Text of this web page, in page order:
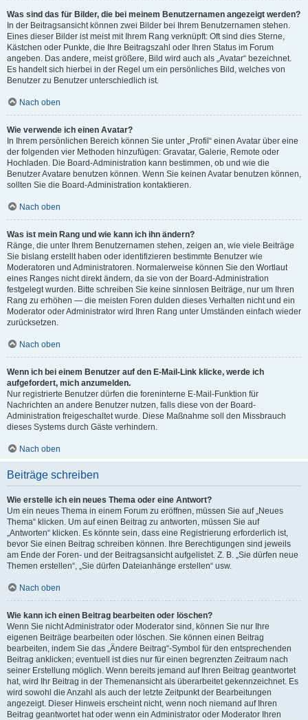
Was sind das für Bilder, die bei meinem Benutzernamen angezeigt werden?
In der Beitragsansicht können zwei Bilder bei Ihrem Benutzernamen stehen.
Eines dieser Bilder ist meist mit Ihrem Rang verknüpft: Oft sind dies Sterne,
Kästchen oder Punkte, die Ihre Beitragszahl oder Ihren Status im Forum
angeben. Das andere, meist größere, Bild wird auch als „Avatar“ bezeichnet.
Es handelt sich hierbei in der Regel um ein persönliches Bild, welches von
Benutzer zu Benutzer unterschiedlich ist.
Nach oben
Wie verwende ich einen Avatar?
In Ihrem persönlichen Bereich können Sie unter „Profil“ einen Avatar über eine
der folgenden vier Methoden hinzufügen: Gravatar, Galerie, Remote oder
Hochladen. Die Board-Administration kann bestimmen, ob und wie die
Benutzer Avatare benutzen können. Wenn Sie keinen Avatar benutzen können,
sollten Sie die Board-Administration kontaktieren.
Nach oben
Was ist mein Rang und wie kann ich ihn ändern?
Ränge, die unter Ihrem Benutzernamen stehen, zeigen an, wie viele Beiträge
Sie bislang erstellt haben oder identifizieren bestimmte Benutzer wie
Moderatoren und Administratoren. Normalerweise können Sie den Wortlaut
eines Ranges nicht direkt ändern, da sie von der Board-Administration
festgelegt wurden. Bitte schreiben Sie keine sinnlosen Beiträge, nur um Ihren
Rang zu erhöhen — die meisten Foren dulden dieses Verhalten nicht und ein
Moderator oder Administrator wird Ihren Rang unter Umständen einfach wieder
zurücksetzen.
Nach oben
Wenn ich bei einem Benutzer auf den E-Mail-Link klicke, werde ich
aufgefordert, mich anzumelden.
Nur registrierte Benutzer dürfen die foreninterne E-Mail-Funktion für
Nachrichten an andere Benutzer nutzen, falls diese von der Board-
Administration freigeschaltet wurde. Diese Maßnahme soll den Missbrauch
dieses Systems durch Gäste verhindern.
Nach oben
Beiträge schreiben
Wie erstelle ich ein neues Thema oder eine Antwort?
Um ein neues Thema in einem Forum zu eröffnen, müssen Sie auf „Neues
Thema“ klicken. Um auf einen Beitrag zu antworten, müssen Sie auf
„Antworten“ klicken. Es könnte sein, dass eine Registrierung erforderlich ist,
bevor Sie einen Beitrag schreiben können. Ihre Berechtigungen sind jeweils
am Ende der Foren- und der Beitragsansicht aufgelistet. Z. B. „Sie dürfen neue
Themen erstellen“, „Sie dürfen Dateianhänge erstellen“ usw.
Nach oben
Wie kann ich einen Beitrag bearbeiten oder löschen?
Wenn Sie nicht Administrator oder Moderator sind, können Sie nur Ihre
eigenen Beiträge bearbeiten oder löschen. Sie können einen Beitrag
bearbeiten, indem Sie das „Ändere Beitrag“-Symbol für den entsprechenden
Beitrag anklicken; eventuell ist dies nur für einen begrenzten Zeitraum nach
seiner Erstellung möglich. Wenn bereits jemand auf Ihren Beitrag geantwortet
hat, wird Ihr Beitrag in der Themenansicht als überarbeitet gekennzeichnet. Es
wird sowohl die Anzahl als auch der letzte Zeitpunkt der Bearbeitungen
angezeigt. Dieser Hinweis erscheint nicht, wenn noch niemand auf Ihren
Beitrag geantwortet hat oder wenn ein Administrator oder Moderator Ihren